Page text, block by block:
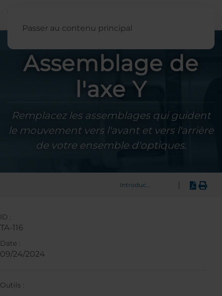
Passer au contenu principal
Assemblage de
l'axe Y
Remplacez les assemblages qui guident
le mouvement vers l'avant et vers l'arrière
de votre ensemble d'optiques.
Introduction
ID :
TA-116
Date :
09/24/2024
Outils :